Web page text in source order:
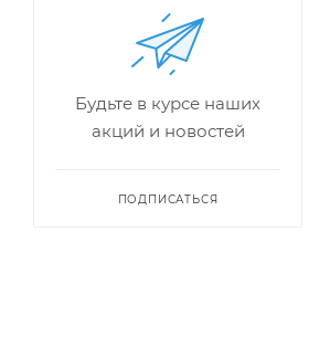
Будьте в курсе наших
акций и новостей
ПОДПИСАТЬСЯ